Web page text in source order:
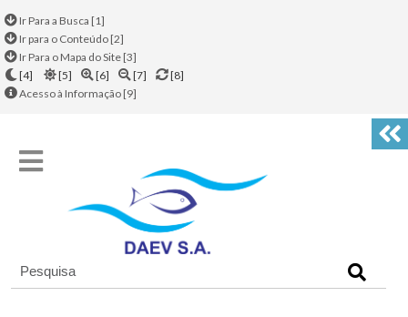
Ir Para a Busca [1]
Ir para o Conteúdo [2]
Ir Para o Mapa do Site [3]
[4]
[5] [6] [7]
[8]
Acesso à Informação [9]